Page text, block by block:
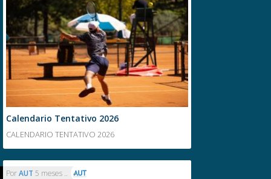
Calendario Tentativo 2026
CALENDARIO TENTATIVO 2026
PorAUT 5 meses ..